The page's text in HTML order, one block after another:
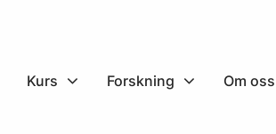
Kurs Forskning Om oss